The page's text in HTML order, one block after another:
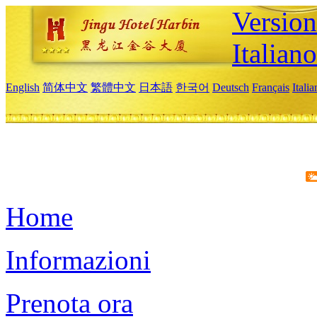
Italiano
English 简体中文 繁體中文 日本語 한국어 Deutsch Français
Home
Informazioni
Prenota ora